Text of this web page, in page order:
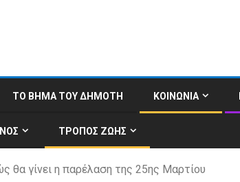
ΤΟ ΒΗΜΑ ΤΟΥ ΔΗΜΟΤΗ ΚΟΙΝΩΝΙΑ
ΤΡΟΠΟΣ ΖΩΗΣ
θα γίνει η παρέλαση της 25ης Μαρτίου